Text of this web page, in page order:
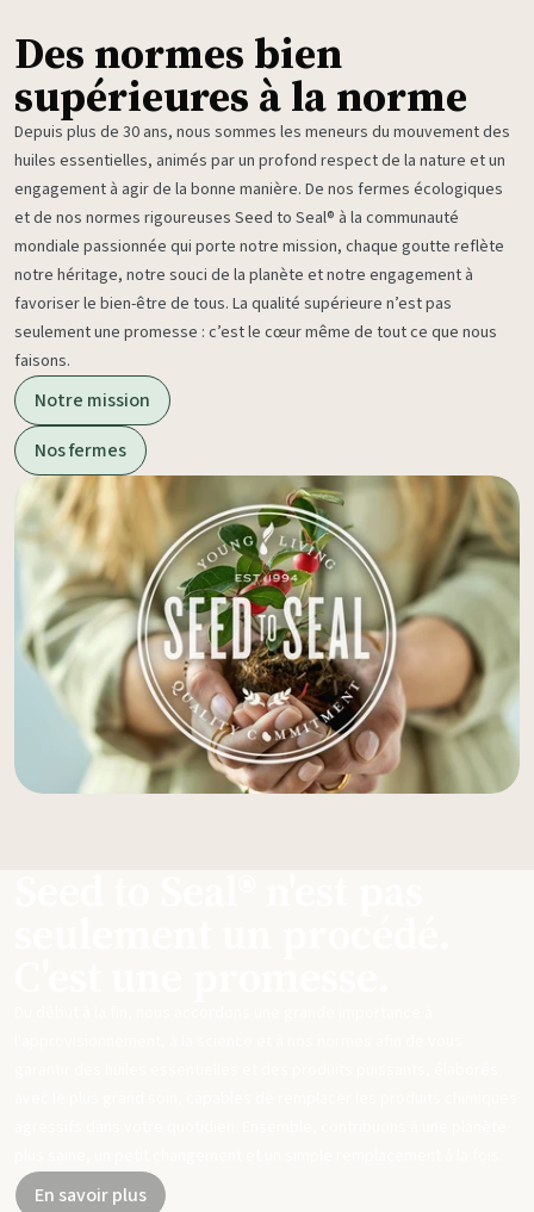
Des normes bien
supérieures à la norme
Depuis plus de 30 ans, nous sommes les meneurs du mouvement des
huiles essentielles, animés par un profond respect de la nature et un
engagement à agir de la bonne manière. De nos fermes écologiques
et de nos normes rigoureuses Seed to Seal® à la communauté
mondiale passionnée qui porte notre mission, chaque goutte reflète
notre héritage, notre souci de la planète et notre engagement à
favoriser le bien-être de tous. La qualité supérieure n’est pas
seulement une promesse : c’est le cœur même de tout ce que nous
faisons.
Notre mission
Nos fermes
Seed to Seal® n'est pas
En savoir plus